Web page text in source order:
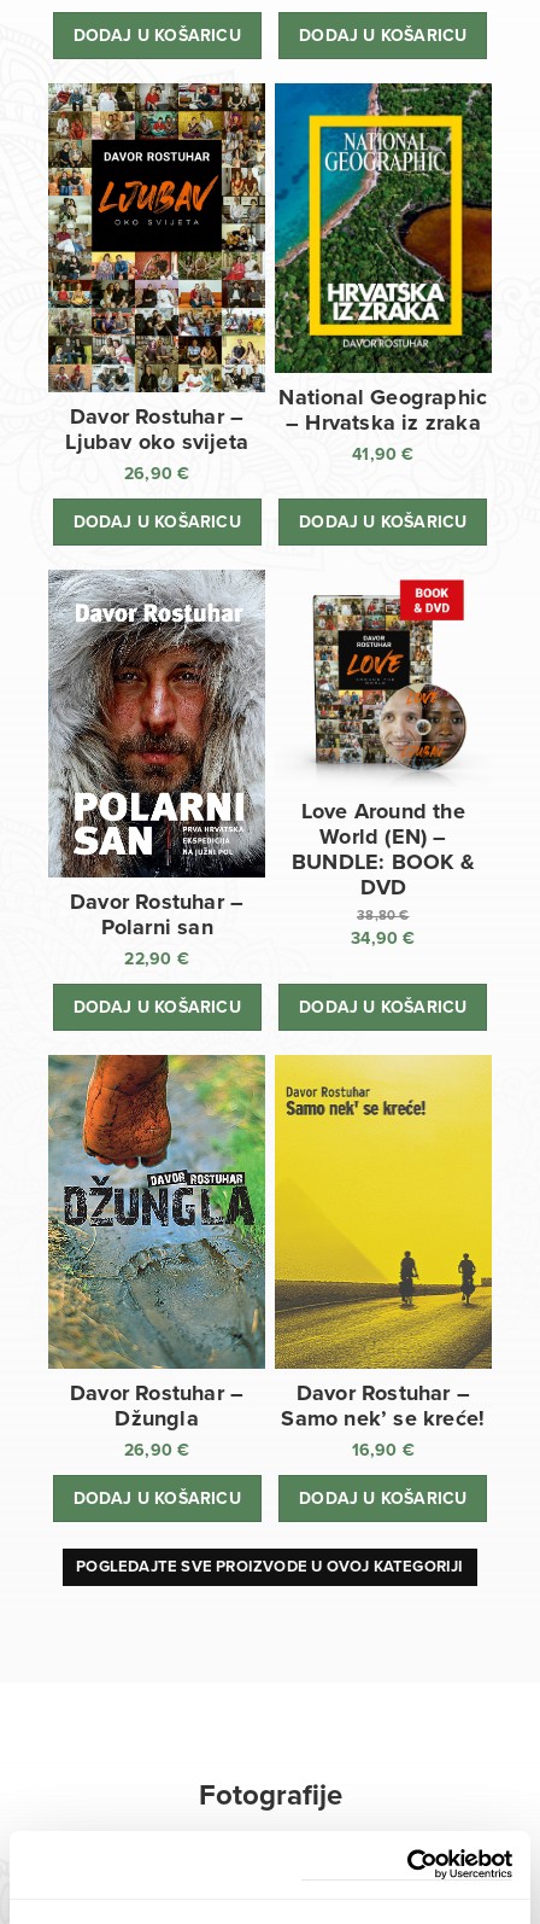
DODAJ U KOŠARICU
38,80 €.
34,90 €.
DODAJ U KOŠARICU
Davor Rostuhar –
Ljubav oko svijeta
26,90€
DODAJ U KOŠARICU
National Geographic
– Hrvatska iz zraka
41,90€
DODAJ U KOŠARICU
Davor Rostuhar –
Polarni san
22,90 €
DODAJ U KOŠARICU
Love Around the
World (EN) –
BUNDLE: BOOK &
DVD
38,80€
Izvorna
bila
34,90€
cijena
DODAJ U KOŠARICU
Davor Rostuhar –
Džungla
26,90€
DODAJ U KOŠARICU
Davor Rostuhar –
Samo nek’ se kreće!
16,90 €
DODAJ U KOŠARICU
POGLEDAJTE SVE PROIZVODE U OVOJ KATEGORIJI
Fotografije